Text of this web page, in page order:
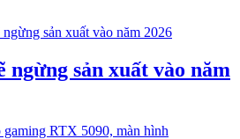
ngừng sản xuất vào năm